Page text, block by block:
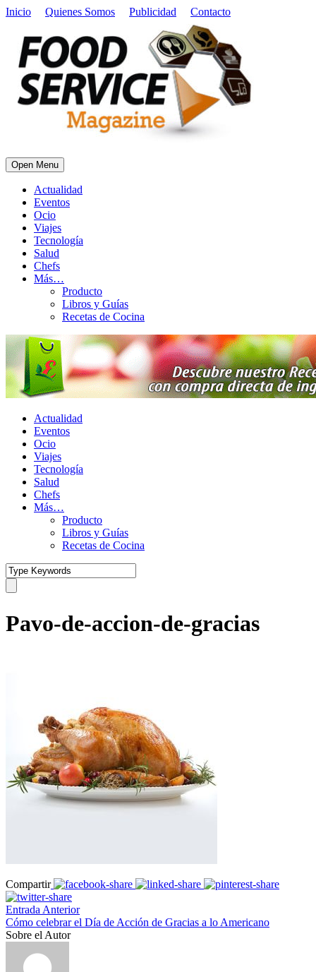
Inicio Quienes Somos Publicidad Contacto
Open Menu
Actualidad
Eventos
Ocio
Viajes
Tecnología
Salud
Chefs
Más…
Producto
Libros y Guías
Recetas de Cocina
Actualidad
Eventos
Ocio
Viajes
Tecnología
Salud
Chefs
Más…
Producto
Libros y Guías
Recetas de Cocina
Pavo-de-accion-de-gracias
Compartir
Entrada Anterior
Cómo celebrar el Día de Acción de Gracias a lo Americano
Sobre el Autor